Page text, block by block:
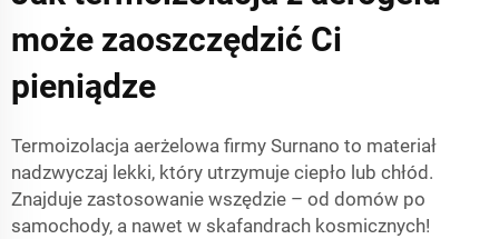
może zaoszczędzić Ci
pieniądze
Termoizolacja aerżelowa firmy Surnano to materiał
nadzwyczaj lekki, który utrzymuje ciepło lub chłód.
Znajduje zastosowanie wszędzie – od domów po
samochody, a nawet w skafandrach kosmicznych!